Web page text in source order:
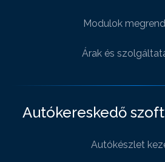
Modulok
Árak és
Autókereskedő
Autókészlet